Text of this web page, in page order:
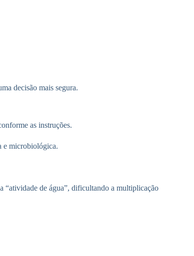
decisão mais segura.
as instruções.
e microbiológica.
“atividade de água”, dificultando a multiplicação